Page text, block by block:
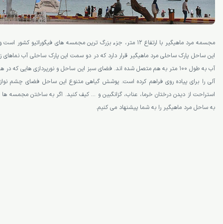
مجسمه مرد ماهیگیر با ارتفاع ۱۲ متر، جزء بزرگ ترین مجمسه های
این ساحل پارک ساحلی مرد ماهیگیر قرار دارد که در دو سمت این پارک ساحلی آب
آب به طول ۱۰۰ متر به هم متصل شده­ اند. فضای سبز این ساحل و نورپردازی­ هایی
آلی را برای پیاده روی فراهم کرده است. پوشش گیاهی متنوع این ساحل فضای چشم نوازی
استراحت از دیدن درختان خرما، عناب، گزانگبین و … کیف کنید. اگر به ساختن مجمسه­ ها
به ساحل مرد ماهیگیر را به شما پیشنهاد می­ کنیم.